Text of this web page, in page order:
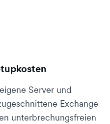
Server und
Exchange
unterbrechungsfreien